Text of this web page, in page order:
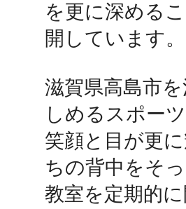
を更に深める
開しています。
滋賀県高島市
しめるスポー
笑顔と目が更
ちの背中をそ
教室を定期的